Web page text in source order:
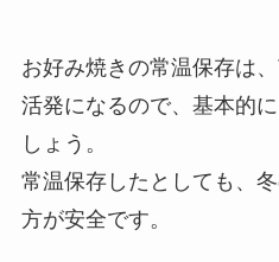
お好み焼きの常温保存は
活発になるので、基本的
しょう。
常温保存したとしても、
方が安全です。